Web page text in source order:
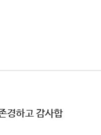
경하고 감사합